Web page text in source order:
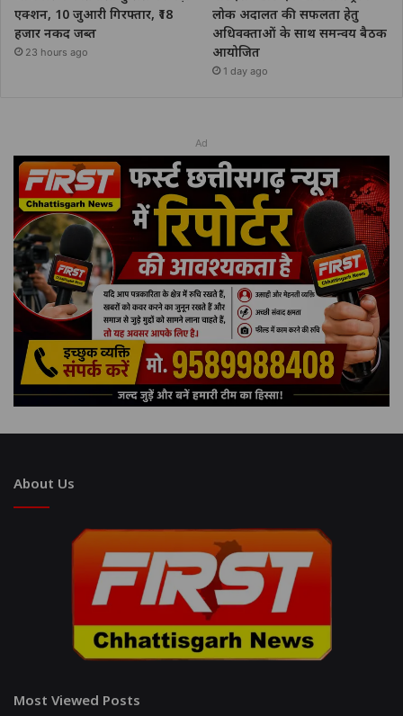
एक्शन, 10 जुआरी गिरफ्तार, ₹18
हजार नकद जब्त
23 hours ago
लोक अदालत की सफलता हेतु
अधिवक्ताओं के साथ समन्वय बैठक
आयोजित
1 day ago
Ad
About Us
Most Viewed Posts